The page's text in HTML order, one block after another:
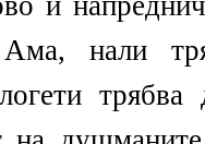
Ама, нали